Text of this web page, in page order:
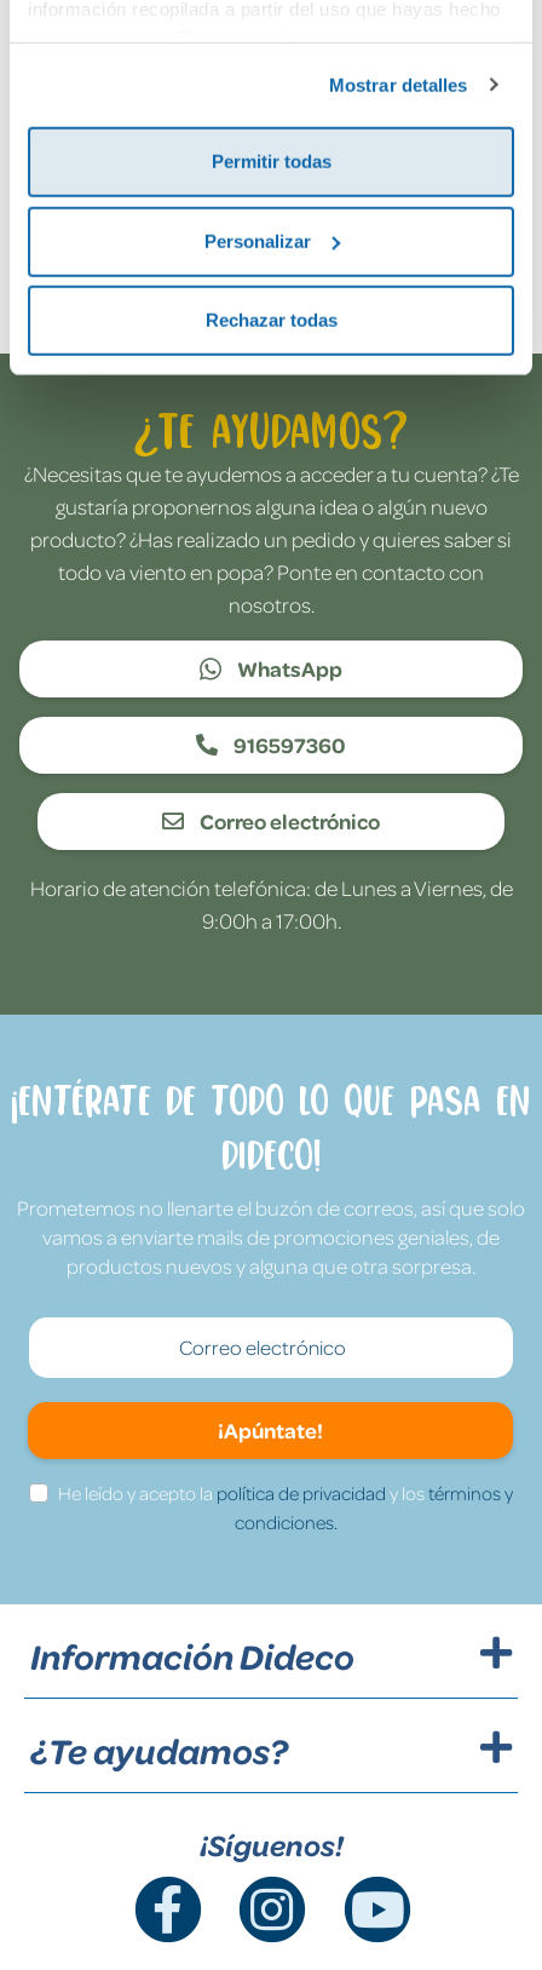
información recopilada a partir del uso que hayas hecho
Mostrar detalles
Permitir todas
Personalizar
Rechazar todas
Debes iniciar sesión para poder valorarlo
¿Te ayudamos?
¿Necesitas que te ayudemos a acceder a tu cuenta? ¿Te
gustaría proponernos alguna idea o algún nuevo
producto? ¿Has realizado un pedido y quieres saber si
todo va viento en popa? Ponte en contacto con
nosotros.
WhatsApp
916597360
Correo electrónico
Horario de atención telefónica: de Lunes a Viernes, de
9:00h a 17:00h.
¡Entérate de todo lo que pasa en
Dideco!
Prometemos no llenarte el buzón de correos, así que solo
vamos a enviarte mails de promociones geniales, de
productos nuevos y alguna que otra sorpresa.
¡Apúntate!
He leído y acepto la política de privacidad y lostérminos y
condiciones.
Información Dideco
¿Te ayudamos?
¡Síguenos!